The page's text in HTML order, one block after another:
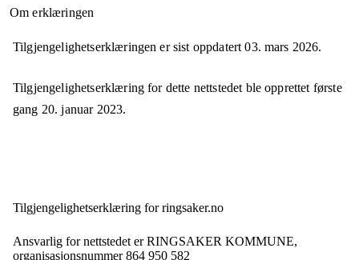
Om erklæringen
Tilgjengelighetserklæringen er sist oppdatert03. mars 2026.
Tilgjengelighetserklæring for dette nettstedet ble opprettet første
gang 20. januar 2023.
Tilgjengelighets­erklæring forringsaker.no
Ansvarlig for nettstedet erRINGSAKER KOMMUNE,
organisasjonsnummer 864 950 582